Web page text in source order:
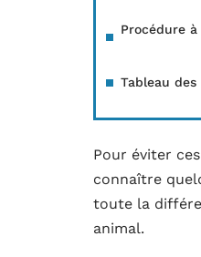
Procédure
Tableau
Pour éviter
connaître
toute la
animal.